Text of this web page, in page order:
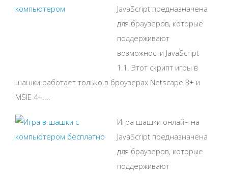
JavaScript предназначена
для браузеров, которые
поддерживают
возможности JavaScript
1.1. Этот скрипт игры в
шашки работает только в броузерах Netscape 3+ и
MSIE 4+....
Игра шашки онлайн на
JavaScript предназначена
для браузеров, которые
поддерживают